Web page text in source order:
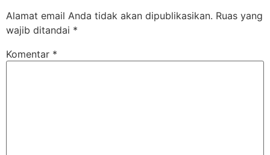
Alamat email Anda tidak akan dipublikasikan. Ruas yang
wajib ditandai *
Komentar *